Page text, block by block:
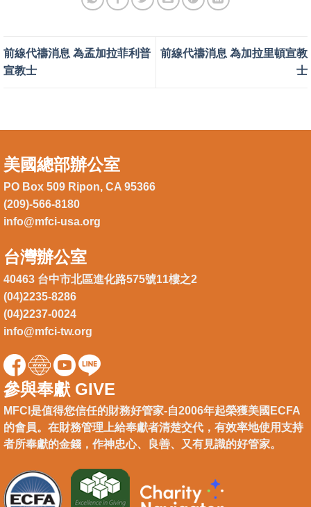
前線代禱消息 為孟加拉菲利普
宣教士
前線代禱消息 為加拉里頓宣教
士
美國總部辦公室
PO Box 509 Ripon, CA 95366
(209)-566-8180
info@mfci-usa.org
台灣辦公室
40463 台中市北區進化路575號11樓之2
(04)2235-8286
(04)2237-0024
info@mfci-tw.org
參與奉獻 GIVE
MFCI是值得您信任的財務好管家-自2006年起榮獲美國ECFA
的會員。在財務管理上給奉獻者清楚交代，有效率地使用支持
者所奉獻的金錢，作神忠心、良善、又有見識的好管家。